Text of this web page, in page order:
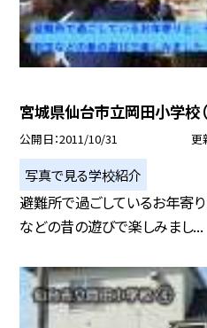
宮城県仙台市立岡田小学校
公開日 2011/10/31 更
写真で見る学校紹介
避難所で過ごしているお年寄
などの昔の遊びで楽しみまし...